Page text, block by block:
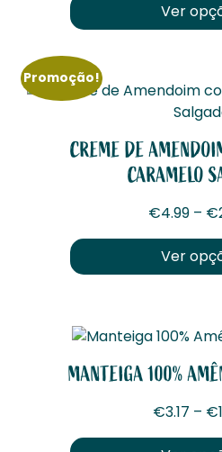
Ver
Promoção!
CREME DE
CARAMELO
€4.99 – €
Ver
MANTEIGA 100%
€3.17 – €